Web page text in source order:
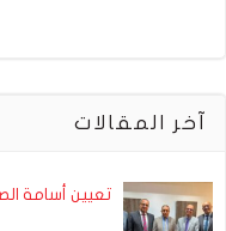
آخر المقالات
تعيين أسامة